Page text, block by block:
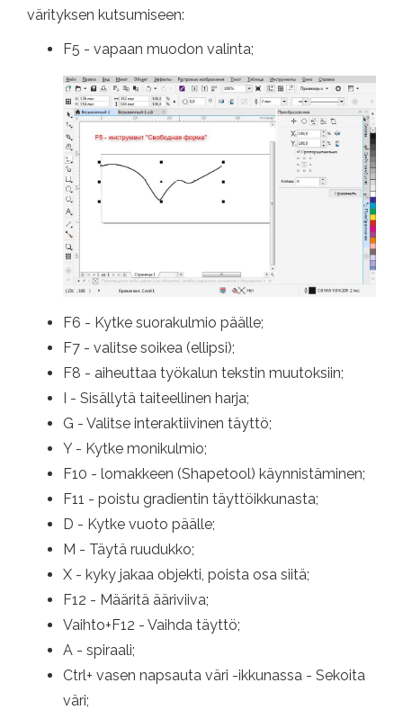
värityksen kutsumiseen:
F5 - vapaan muodon valinta;
F6 - Kytke suorakulmio päälle;
F7 - valitse soikea (ellipsi);
F8 - aiheuttaa työkalun tekstin muutoksiin;
I - Sisällytä taiteellinen harja;
G - Valitse interaktiivinen täyttö;
Y - Kytke monikulmio;
F10 - lomakkeen (Shapetool) käynnistäminen;
F11 - poistu gradientin täyttöikkunasta;
D - Kytke vuoto päälle;
M - Täytä ruudukko;
X - kyky jakaa objekti, poista osa siitä;
F12 - Määritä ääriviiva;
Vaihto+F12 - Vaihda täyttö;
A - spiraali;
Ctrl+ vasen napsauta väri -ikkunassa - Sekoita
väri;